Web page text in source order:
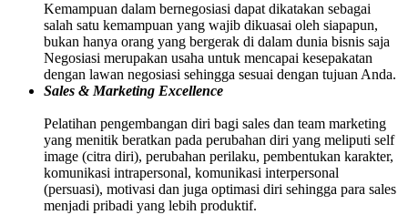
Kemampuan dalam bernegosiasi dapat dikatakan sebagai
salah satu kemampuan yang wajib dikuasai oleh siapapun,
bukan hanya orang yang bergerak di dalam dunia bisnis saja
Negosiasi merupakan usaha untuk mencapai kesepakatan
dengan lawan negosiasi sehingga sesuai dengan tujuan Anda.
Sales & Marketing Excellence
Pelatihan pengembangan diri bagi sales dan team marketing
yang menitik beratkan pada perubahan diri yang meliputi self
image (citra diri), perubahan perilaku, pembentukan karakter,
komunikasi intrapersonal, komunikasi interpersonal
(persuasi), motivasi dan juga optimasi diri sehingga para sales
menjadi pribadi yang lebih produktif.